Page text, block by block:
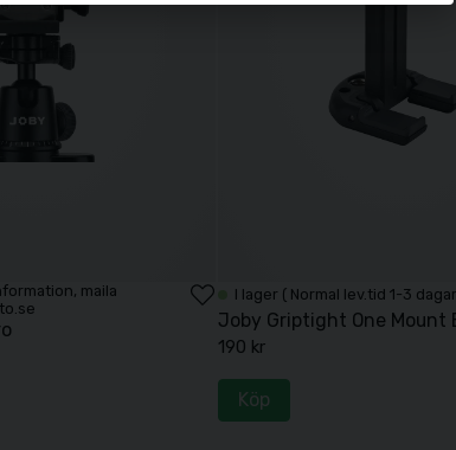
maila
I lager ( Normal lev.tid 1-3
Joby Griptight One Mount
190 kr
Köp